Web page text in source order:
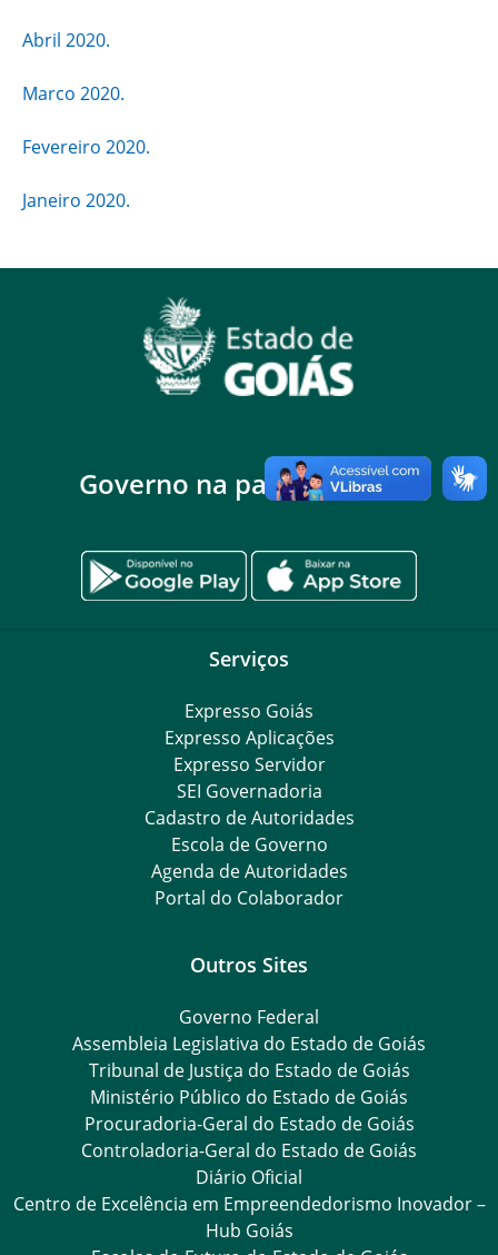
Abril 2020.
Marco 2020.
Fevereiro 2020.
Janeiro 2020.
Governo na palma da mão
Serviços
Expresso Goiás
Expresso Aplicações
Expresso Servidor
SEI Governadoria
Cadastro de Autoridades
Escola de Governo
Agenda de Autoridades
Portal do Colaborador
Outros Sites
Governo Federal
Assembleia Legislativa do Estado de Goiás
Tribunal de Justiça do Estado de Goiás
Ministério Público do Estado de Goiás
Procuradoria-Geral do Estado de Goiás
Controladoria-Geral do Estado de Goiás
Diário Oficial
Centro de Excelência em Empreendedorismo Inovador –
Hub Goiás